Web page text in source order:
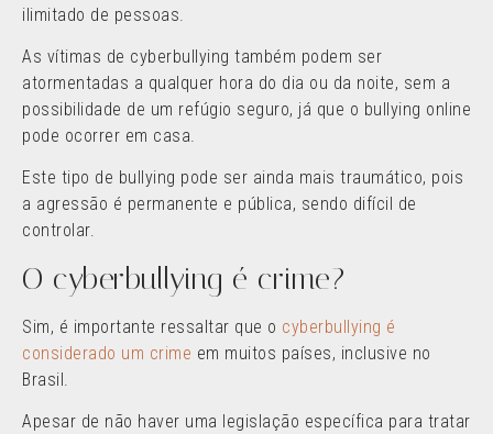
ilimitado de pessoas.
As vítimas de cyberbullying também podem ser
atormentadas a qualquer hora do dia ou da noite, sem a
possibilidade de um refúgio seguro, já que o bullying online
pode ocorrer em casa.
Este tipo de bullying pode ser ainda mais traumático, pois
a agressão é permanente e pública, sendo difícil de
controlar.
O cyberbullying é crime?
Sim, é importante ressaltar que o cyberbullying é
considerado um crime em muitos países, inclusive no
Brasil.
Apesar de não haver uma legislação específica para tratar